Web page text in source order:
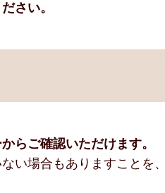
さい。
らご確認いただけます。
い場合もありますことを